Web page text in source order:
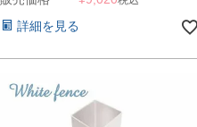
詳細を見る